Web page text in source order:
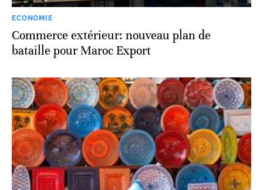
ECONOMIE
Commerce extérieur: nouveau plan de
bataille pour Maroc Export